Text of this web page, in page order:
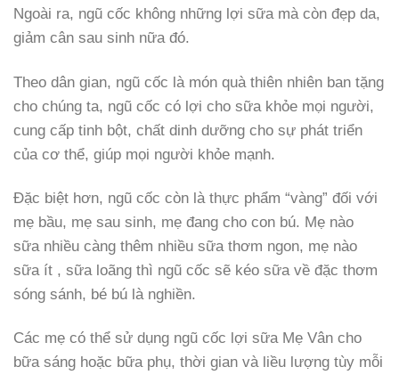
Ngoài ra, ngũ cốc không những lợi sữa mà còn đẹp da,
giảm cân sau sinh nữa đó.
Theo dân gian, ngũ cốc là món quà thiên nhiên ban tặng
cho chúng ta, ngũ cốc có lợi cho sữa khỏe mọi người,
cung cấp tinh bột, chất dinh dưỡng cho sự phát triển
của cơ thể, giúp mọi người khỏe mạnh.
Đặc biệt hơn, ngũ cốc còn là thực phẩm “vàng” đối với
mẹ bầu, mẹ sau sinh, mẹ đang cho con bú. Mẹ nào
sữa nhiều càng thêm nhiều sữa thơm ngon, mẹ nào
sữa ít , sữa loãng thì ngũ cốc sẽ kéo sữa về đặc thơm
sóng sánh, bé bú là nghiền.
Các mẹ có thể sử dụng ngũ cốc lợi sữa Mẹ Vân cho
bữa sáng hoặc bữa phụ, thời gian và liều lượng tùy mỗi